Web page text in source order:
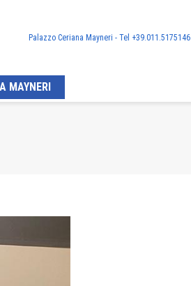
Palazzo Ceriana Mayneri - Tel +39.011.5175146
MAYNERI